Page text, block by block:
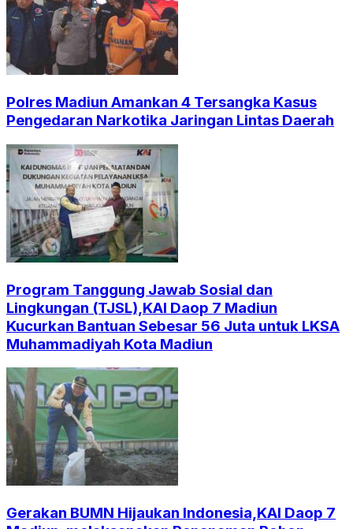
Polres Madiun Amankan 4 Tersangka Kasus
Pengedaran Narkotika Jaringan Lintas Daerah
Program Tanggung Jawab Sosial dan
Lingkungan (TJSL),KAI Daop 7 Madiun
Kucurkan Bantuan Sebesar 56 Juta untuk LKSA
Muhammadiyah Kota Madiun
Gerakan BUMN Hijaukan Indonesia,KAI Daop 7